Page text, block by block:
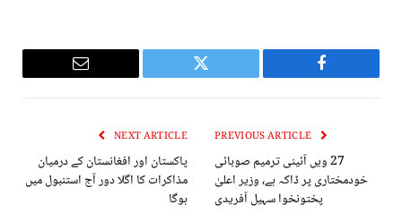
Facebook
Twitter
Email
27 ویں آئینی ترمیم صوبائی
خودمختاری پر ڈاکہ ہے، وزیر اعلیٰ
پختونخوا سہیل آفریدی
NEXT ARTICLE
پاکستان اور افغانستان کے درمیان
مذاکرات کا اگلا دور آج استنبول میں
ہوگا